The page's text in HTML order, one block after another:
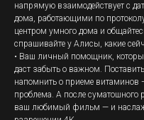
напрямую взаимодействует с
дома, работающими по
центром умного дома и
спрашивайте у Алисы, какие
• Ваш личный помощник,
даст забыть о важном.
напомнить о приеме витаминов
проблема. А после суматошного
ваш любимый фильм — и